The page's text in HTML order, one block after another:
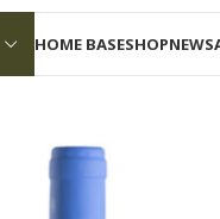
HOME BASESHOPNEW